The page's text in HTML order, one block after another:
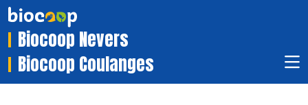
Biocoop Nevers
Biocoop Coulanges